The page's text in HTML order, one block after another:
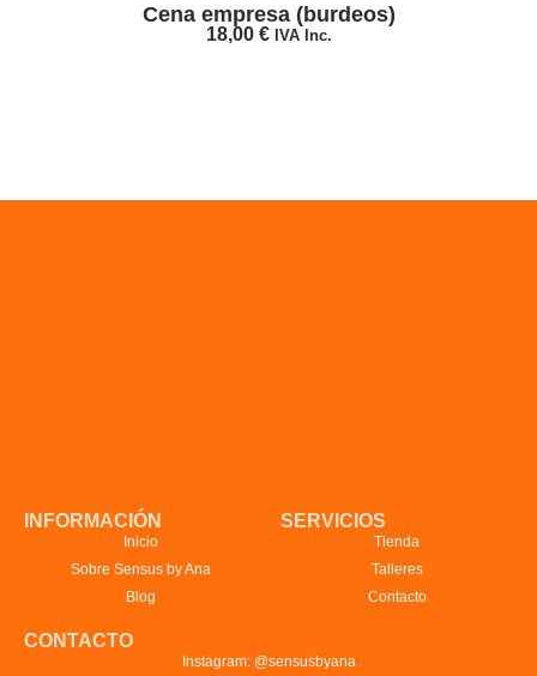
Cena empresa (burdeos)
18,00 € IVA Inc.
INFORMACIÓN
Inicio
Sobre Sensus by Ana
Blog
SERVICIOS
Tienda
Talleres
Contacto
CONTACTO
Instagram: @sensusbyana